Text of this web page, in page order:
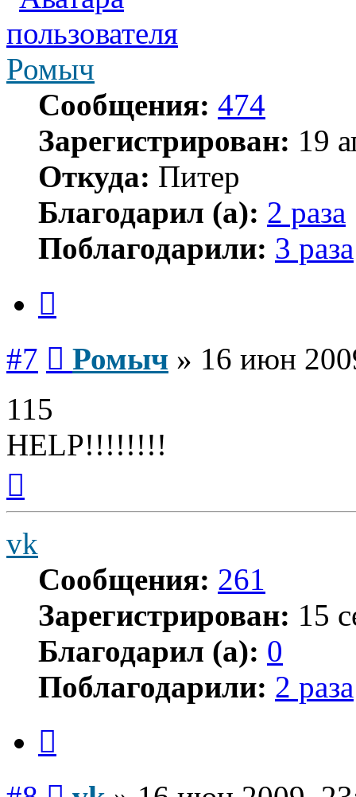
Ромыч
Сообщения: 474
Зарегистрирован: 19
Откуда: Питер
Благодарил (а): 2 раза
Поблагодарили: 3 раза
#7 Ромыч » 16 июн
115
HELP!!!!!!!!
началу
vk
Сообщения: 261
Зарегистрирован: 15
Благодарил (а): 0
Поблагодарили: 2 раза